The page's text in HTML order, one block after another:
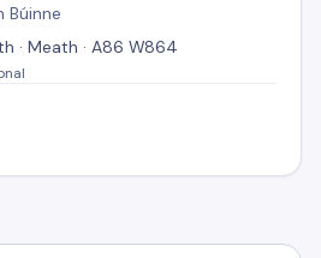
Búinne
· Meath · A86 W864